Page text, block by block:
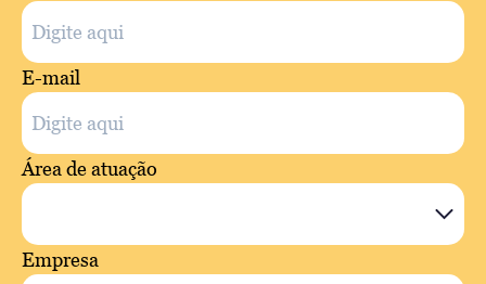
E-mail
Área de atuação
Empresa